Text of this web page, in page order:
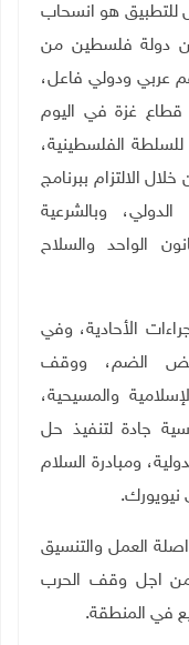
للتطبيق هو انسحاب
دولة فلسطين من
عربي ودولي فاعل،
غزة في اليوم
للسلطة الفلسطينية،
الالتزام ببرنامج
وبالشرعية
الواحد والسلاح
الأحادية، وفي
الضم، ووقف
والمسيحية،
جادة لتنفيذ حل
ومبادرة السلام
نيويورك.
العمل والتنسيق
من اجل وقف الحرب
في المنطقة.